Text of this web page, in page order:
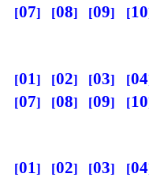
07
08 09 10
01 02 03 04
07
08 09 10
01 02 03 04